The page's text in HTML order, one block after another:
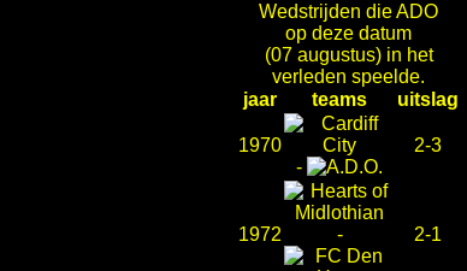
Wedstrijden die ADO
op deze datum
(07 augustus) in het
verleden speelde.
jaar
teams uitslag
1970
-
2-3
1972 - 2-1